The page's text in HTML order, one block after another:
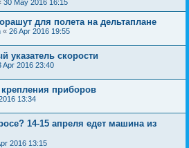
30 May 2016 16:15
для полета на дельтаплане
« 26 Apr 2016 19:55
указатель скорости
Apr 2016 23:40
приборов
13:34
14-15 апреля едет машина из
2016 13:15